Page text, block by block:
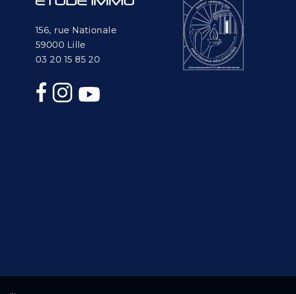
156, rue Nationale
59000 Lille
03 20 15 85 20